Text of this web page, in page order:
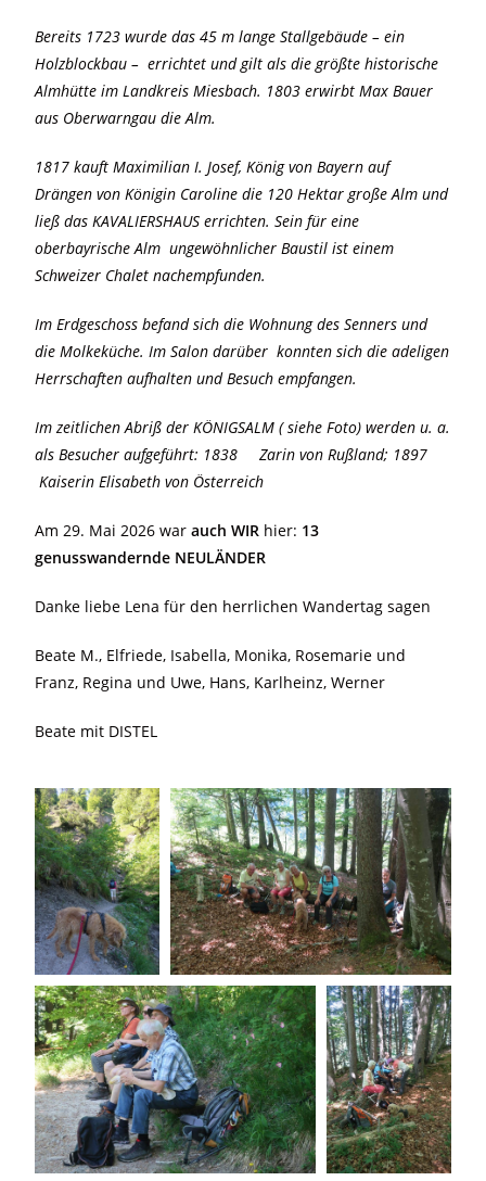
Bereits 1723 wurde das 45 m lange Stallgebäude – ein
Holzblockbau – errichtet und gilt als die größte historische
Almhütte im Landkreis Miesbach. 1803 erwirbt Max Bauer
aus Oberwarngau die Alm.
1817 kauft Maximilian I. Josef, König von Bayern auf
Drängen von Königin Caroline die 120 Hektar große Alm und
ließ das KAVALIERSHAUS errichten. Sein für eine
oberbayrische Alm ungewöhnlicher Baustil ist einem
Schweizer Chalet nachempfunden.
Im Erdgeschoss befand sich die Wohnung des Senners und
die Molkeküche. Im Salon darüber konnten sich die adeligen
Herrschaften aufhalten und Besuch empfangen.
Im zeitlichen Abriß der KÖNIGSALM ( siehe Foto) werden u. a.
als Besucher aufgeführt: 1838 Zarin von Rußland; 1897
Kaiserin Elisabeth von Österreich
Am 29. Mai 2026 warauch WIR hier: 13
genusswandernde NEULÄNDER
Danke liebe Lena für den herrlichen Wandertag sagen
Beate M., Elfriede, Isabella, Monika, Rosemarie und
Franz, Regina und Uwe, Hans, Karlheinz, Werner
Beate mit DISTEL